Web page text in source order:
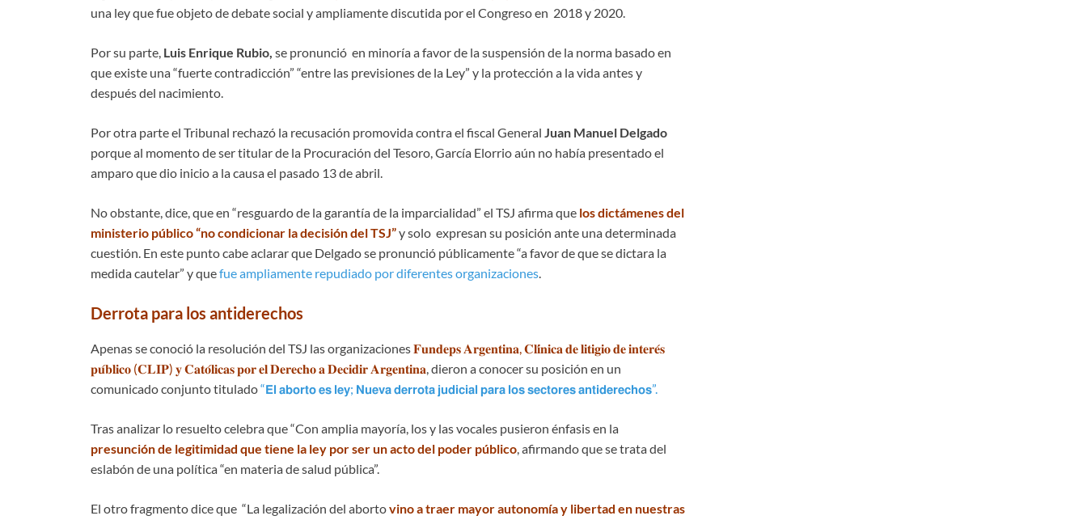
una ley que fue objeto de debate social y ampliamente discutida por el Congreso en 2018 y 2020.
Por su parte, Luis Enrique Rubio, se pronunció en minoría a favor de la suspensión de la norma basado en
que existe una “fuerte contradicción” “entre las previsiones de la Ley” y la protección a la vida antes y
después del nacimiento.
Por otra parte el Tribunal rechazó la recusación promovida contra el fiscal General Juan Manuel Delgado
porque al momento de ser titular de la Procuración del Tesoro, García Elorrio aún no había presentado el
amparo que dio inicio a la causa el pasado 13 de abril.
No obstante, dice, que en “resguardo de la garantía de la imparcialidad” el TSJ afirma que los dictámenes del
ministerio público “no condicionar la decisión del TSJ”y solo expresan su posición ante una determinada
cuestión. En este punto cabe aclarar que Delgado se pronunció públicamente “a favor de que se dictara la
medida cautelar” y quefue ampliamente repudiado por diferentes organizaciones.
Derrota para los antiderechos
Apenas se conoció la resolución del TSJ las organizaciones𝐅𝐮𝐧𝐝𝐞𝐩𝐬 𝐀𝐫𝐠𝐞𝐧𝐭𝐢𝐧𝐚, 𝐂𝐥𝐢́𝐧𝐢𝐜𝐚 𝐝𝐞 𝐥𝐢𝐭𝐢𝐠𝐢𝐨 𝐝𝐞 𝐢𝐧𝐭𝐞𝐫𝐞́𝐬
𝐩𝐮́𝐛𝐥𝐢𝐜𝐨 (𝐂𝐋𝐈𝐏) 𝐲 𝐂𝐚𝐭𝐨́𝐥𝐢𝐜𝐚𝐬 𝐩𝐨𝐫 𝐞𝐥 𝐃𝐞𝐫𝐞𝐜𝐡𝐨 𝐚 𝐃𝐞𝐜𝐢𝐝𝐢𝐫 𝐀𝐫𝐠𝐞𝐧𝐭𝐢𝐧𝐚, dieron a conocer su posición en un
comunicado conjunto titulado“𝗘𝗹 𝗮𝗯𝗼𝗿𝘁𝗼 𝗲𝘀 𝗹𝗲𝘆; 𝗡𝘂𝗲𝘃𝗮 𝗱𝗲𝗿𝗿𝗼𝘁𝗮 𝗷𝘂𝗱𝗶𝗰𝗶𝗮𝗹 𝗽𝗮𝗿𝗮 𝗹𝗼𝘀 𝘀𝗲𝗰𝘁𝗼𝗿𝗲𝘀 𝗮𝗻𝘁𝗶𝗱𝗲𝗿𝗲𝗰𝗵𝗼𝘀”.
Tras analizar lo resuelto celebra que “Con amplia mayoría, los y las vocales pusieron énfasis en la
presunción de legitimidad que tiene la ley por ser un acto del poder público, afirmando que se trata del
eslabón de una política “en materia de salud pública”.
El otro fragmento dice que “La legalización del abortovino a traer mayor autonomía y libertad en nuestras